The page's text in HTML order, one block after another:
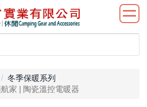
冬季保暖系列
家 | 陶瓷溫控電暖器